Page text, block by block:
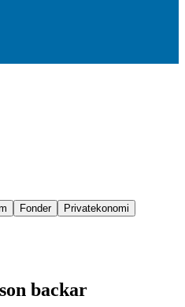
Fonder
Privatekonomi
backar